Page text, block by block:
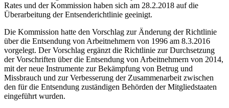
Rates und der Kommission haben sich am 28.2.2018 auf die
Überarbeitung der Entsenderichtlinie geeinigt.
Die Kommission hatte den Vorschlag zur Änderung der Richtlinie
über die Entsendung von Arbeitnehmern von 1996 am 8.3.2016
vorgelegt. Der Vorschlag ergänzt die Richtlinie zur Durchsetzung
der Vorschriften über die Entsendung von Arbeitnehmern von 2014,
mit der neue Instrumente zur Bekämpfung von Betrug und
Missbrauch und zur Verbesserung der Zusammenarbeit zwischen
den für die Entsendung zuständigen Behörden der Mitgliedstaaten
eingeführt wurden.